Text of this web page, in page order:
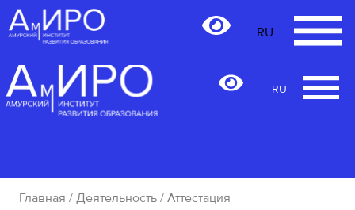
RU
RU
Главная /Деятельность /Аттестация